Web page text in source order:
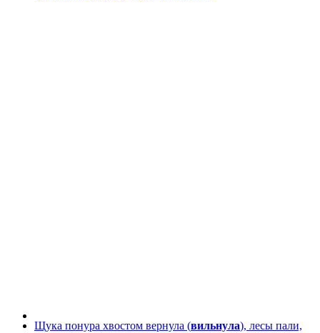
Щука понура хвостом вернула (вильнула), лесы пали,